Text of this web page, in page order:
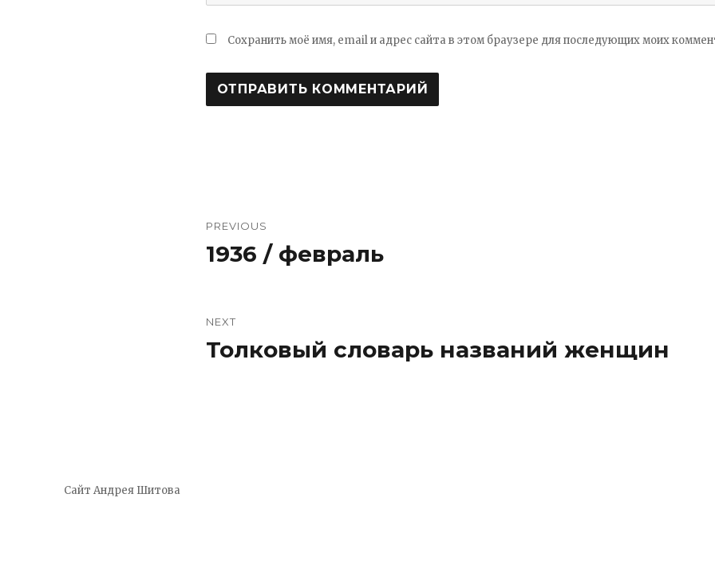
Сохранить моё имя, email и адрес сайта в этом браузере для последующих моих
по
PREVIOUS
Previous
1936 / февраль
NEXT
Next
Толковый словарь названий женщин
Сайт Андрея Шитова